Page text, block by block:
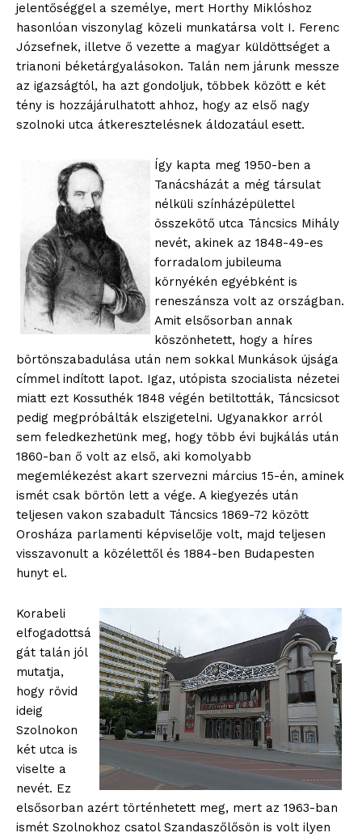
jelentőséggel a személye, mert Horthy Miklóshoz
hasonlóan viszonylag közeli munkatársa volt I. Ferenc
Józsefnek, illetve ő vezette a magyar küldöttséget a
trianoni béketárgyalásokon. Talán nem járunk messze
az igazságtól, ha azt gondoljuk, többek között e két
tény is hozzájárulhatott ahhoz, hogy az első nagy
szolnoki utca átkeresztelésnek áldozatául esett.
Így kapta meg 1950-ben a
Tanácsházát a még társulat
nélküli színházépülettel
összekötő utca Táncsics Mihály
nevét, akinek az 1848-49-es
forradalom jubileuma
környékén egyébként is
reneszánsza volt az országban.
Amit elsősorban annak
köszönhetett, hogy a híres
börtönszabadulása után nem sokkal Munkások újsága
címmel indított lapot. Igaz, utópista szocialista nézetei
miatt ezt Kossuthék 1848 végén betiltották, Táncsicsot
pedig megpróbálták elszigetelni. Ugyanakkor arról
sem feledkezhetünk meg, hogy több évi bujkálás után
1860-ban ő volt az első, aki komolyabb
megemlékezést akart szervezni március 15-én, aminek
ismét csak börtön lett a vége. A kiegyezés után
teljesen vakon szabadult Táncsics 1869-72 között
Orosháza parlamenti képviselője volt, majd teljesen
visszavonult a közélettől és 1884-ben Budapesten
hunyt el.
Korabeli
elfogadottsá
gát talán jól
mutatja,
hogy rövid
ideig
Szolnokon
két utca is
viselte a
nevét. Ez
elsősorban azért történhetett meg, mert az 1963-ban
ismét Szolnokhoz csatol Szandaszőlősön is volt ilyen